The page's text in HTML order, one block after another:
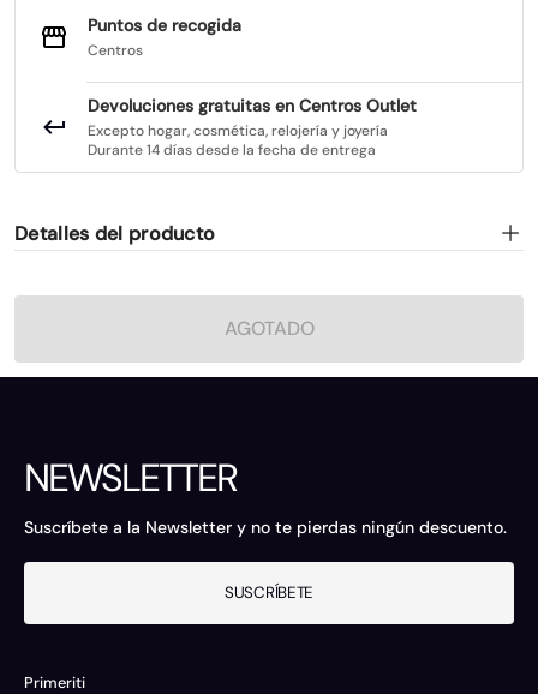
Puntos de recogida
Centros
Devoluciones gratuitas en Centros Outlet
Excepto hogar, cosmética, relojería y joyería
Durante 14 días desde la fecha de entrega
Detalles del producto
AGOTADO
NEWSLETTER
Suscríbete a la Newsletter y no te pierdas ningún descuento.
SUSCRÍBETE
Primeriti